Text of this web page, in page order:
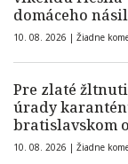
domáceho
10. 08. 2026 | Žiadne
Pre zlaté
úrady
bratislavskom
10. 08. 2026 | Žiadne